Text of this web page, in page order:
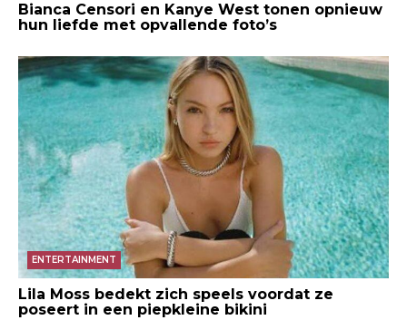
Bianca Censori en Kanye West tonen opnieuw
hun liefde met opvallende foto’s
ENTERTAINMENT
Lila Moss bedekt zich speels voordat ze
poseert in een piepkleine bikini